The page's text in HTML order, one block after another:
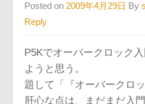
Posted on 2009年4月29日 By
Reply
P5Kでオーバークロック
ようと思う。
題して「『オーバークロ
肝心な点は、まだまだ入